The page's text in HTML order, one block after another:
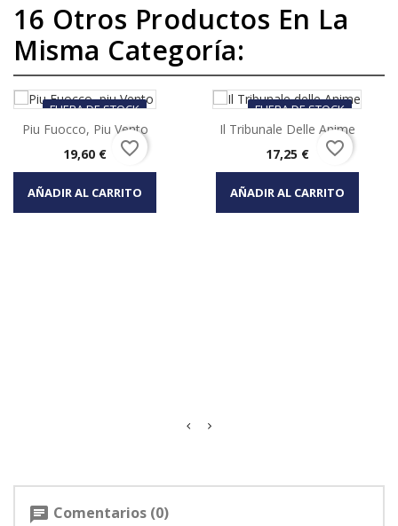
16 Otros Productos En La
Misma Categoría:
FUERA DE STOCK
Piu Fuocco, Piu Vento
Precio
19,60 €
AÑADIR AL CARRITO
favorite_border
FUERA DE STOCK
Il Tribunale Delle Anime
Precio
17,25 €
AÑADIR AL CARRITO
favorite_border
chat Comentarios (0)